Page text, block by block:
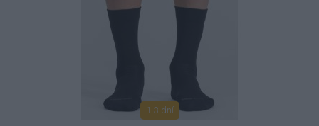
1-3 dní